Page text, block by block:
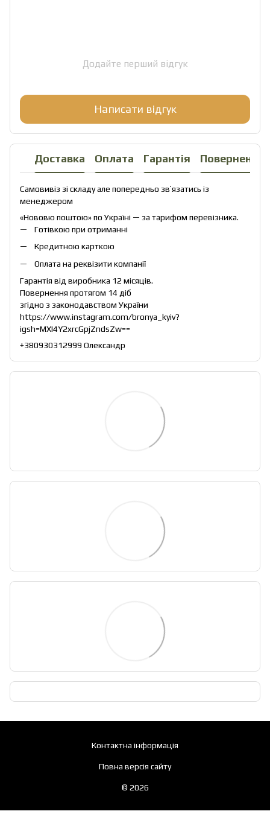
Додайте перший відгук
Написати відгук
Доставка Оплата Гарантія Повернення
Самовивіз зі складу але попередньо звʼязатись із
менеджером
«Нововю поштою» по Україні — за тарифом перевізника.
Готівкою при отриманні
Кредитною карткою
Оплата на реквізити компанії
Гарантія від виробника 12 місяців.
Повернення протягом 14 діб
згідно з законодавством України
https://www.instagram.com/bronya_kyiv?
igsh=MXI4Y2xrcGpjZndsZw==
+380930312999 Олександр
Контактна інформація
Повна версія сайту
© 2026